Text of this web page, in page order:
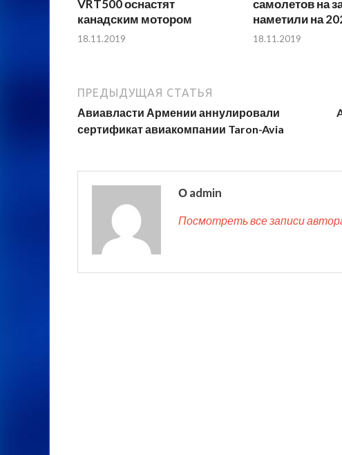
VRT500 оснастят
канадским мотором
18.11.2019
самолетов на
наметили на
18.11.2019
ПРЕДЫДУЩАЯ СТАТЬЯ
Авиавласти Армении аннулировали
сертификат авиакомпании Taron-Avia
О admin
Посмотреть все записи